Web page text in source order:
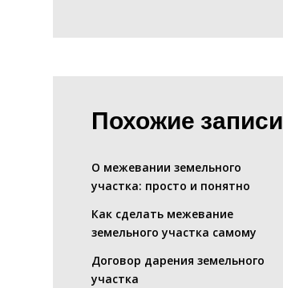
Похожие записи
О межевании земельного
участка: просто и понятно
Как сделать межевание
земельного участка самому
Договор дарения земельного
участка